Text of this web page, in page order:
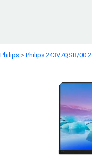
Philips > Philips 243V7QSB/00